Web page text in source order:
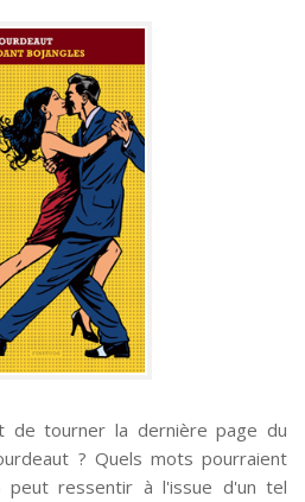
de tourner la dernière page du
? Quels mots pourraient
peut ressentir à l'issue d'un tel